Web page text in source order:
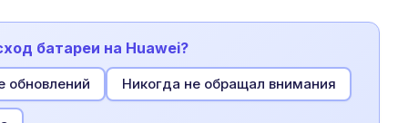
батареи на Huawei?
обновлений Никогда не обращал внимания